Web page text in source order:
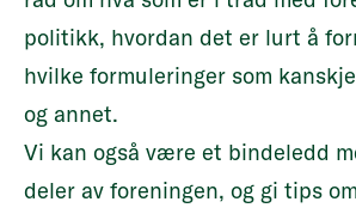
politikk, hvordan det er lurt å
hvilke formuleringer som
og annet.
Vi kan også være et bindeledd
deler av foreningen, og gi tips